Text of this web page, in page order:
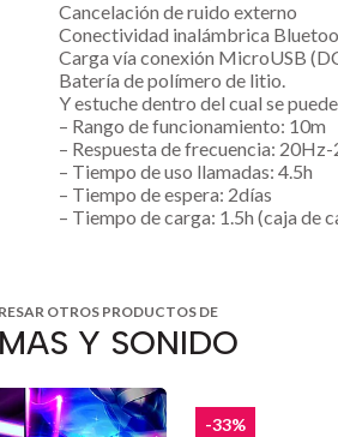
Cancelación de ruido externo
Conectividad inalámbrica
Carga vía conexión MicroUSB
Batería de polímero de litio.
Y estuche dentro del cual se
– Rango de funcionamiento: 10m
– Respuesta de frecuencia:
– Tiempo de uso llamadas: 4.5h
– Tiempo de espera: 2días
– Tiempo de carga: 1.5h (caja de
OTROS PRODUCTOS DE
Y SONIDO
-33%